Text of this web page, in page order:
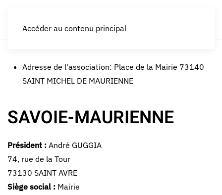
Accéder au contenu principal
Adresse de l'association: Place de la Mairie 73140
SAINT MICHEL DE MAURIENNE
SAVOIE-MAURIENNE
Président : André GUGGIA
74, rue de la Tour
73130 SAINT AVRE
Siège social : Mairie